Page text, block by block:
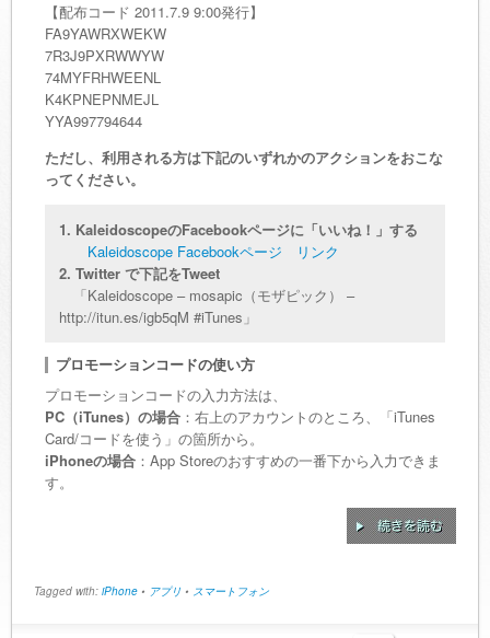
【配布コード 2011.7.9 9:00発行】
FA9YAWRXWEKW
7R3J9PXRWWYW
74MYFRHWEENL
K4KPNEPNMEJL
YYA997794644
ただし、利用される方は下記のいずれかのアクションをおこな
ってください。
1. KaleidoscopeのFacebookページに「いいね！」する
Kaleidoscope Facebookページ リンク
2. Twitter で下記をTweet
「Kaleidoscope – mosapic（モザピック） –
http://itun.es/igb5qM #iTunes」
プロモーションコードの使い方
プロモーションコードの入力方法は、
PC（iTunes）の場合 ：右上のアカウントのところ、「iTunes​
Card/コードを使う」の箇所から。
iPhoneの場合 ：App Storeのおすすめの一番下から入力できま
す。
Tagged with: iPhone • アプリ • スマートフォン